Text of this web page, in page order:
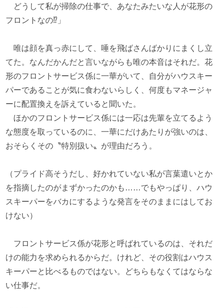
どうして私が掃除の仕事で、あなたみたいな人が花形の
フロントなの⁉」
唯は顔を真っ赤にして、唾を飛ばさんばかりにまくし立
てた。なんだかんだと言いながらも唯の本音はそれだ。花
形のフロントサービス係に一華がいて、自分がハウスキー
パーであることが気に食わないらしく、何度もマネージャ
ーに配置換えを訴えていると聞いた。
ほかのフロントサービス係には一応は先輩を立てるよう
な態度を取っているのに、一華にだけあたりが強いのは、
おそらくその〝特別扱い〟が理由だろう。
（プライド高そうだし、好かれていない私が言葉遣いとか
を指摘したのがまずかったのかも……でもやっぱり、ハウ
スキーパーをバカにするような発言をそのままにはしてお
けない）
フロントサービス係が花形と呼ばれているのは、それだ
けの能力を求められるからだ。けれど、その役割はハウス
キーパーと比べるものではない。どちらもなくてはならな
い仕事だ。